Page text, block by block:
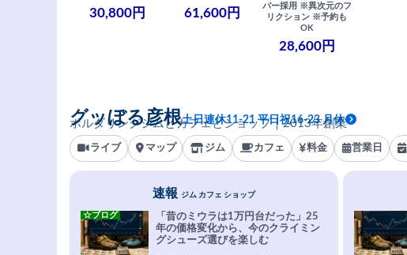
30,800円 61,600円
バー採用 ※異次元のフ
リクション ※予約も
OK
28,600円
ボルダリングジムとカフェとショップ｜2013年創業
グッぼる彦根土日連休11-21 平日祝16-23 月休
ライブ マップ ジム カフェ 料金 営業日
速報 ジム カフェ ショップ
「昔のミウラは1万円台だった」25
年の価格変化から、今のクライミン
グシューズ選びを楽しむ
☆ブログ